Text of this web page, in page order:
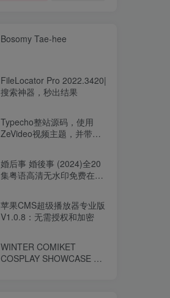
Bosomy Tae-hee
FileLocator Pro 2022.3420|
搜索神器，秒出结果
Typecho整站源码，使用
ZeVideo视频主题，并带有
婚后事 婚後事 (2024)全20
集粤语高清无水印免费在线
苹果CMS超级播放器专业版
V1.0.8：无需授权和加密
WINTER COMIKET
COSPLAY SHOWCASE コ